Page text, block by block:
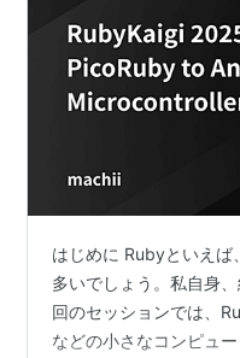
はじめに Rubyといえば
多いでしょう。私自身
回のセッションでは、
などの小さなコンピュ